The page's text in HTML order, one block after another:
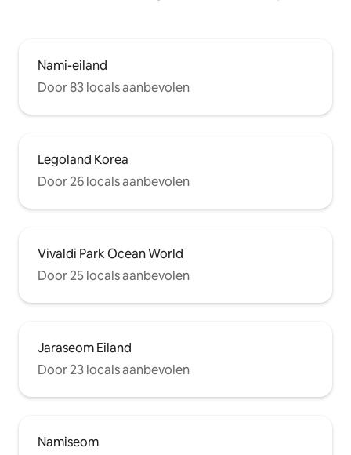
Nami-eiland
Door 83 locals aanbevolen
Legoland Korea
Door 26 locals aanbevolen
Vivaldi Park Ocean World
Door 25 locals aanbevolen
Jaraseom Eiland
Door 23 locals aanbevolen
Namiseom